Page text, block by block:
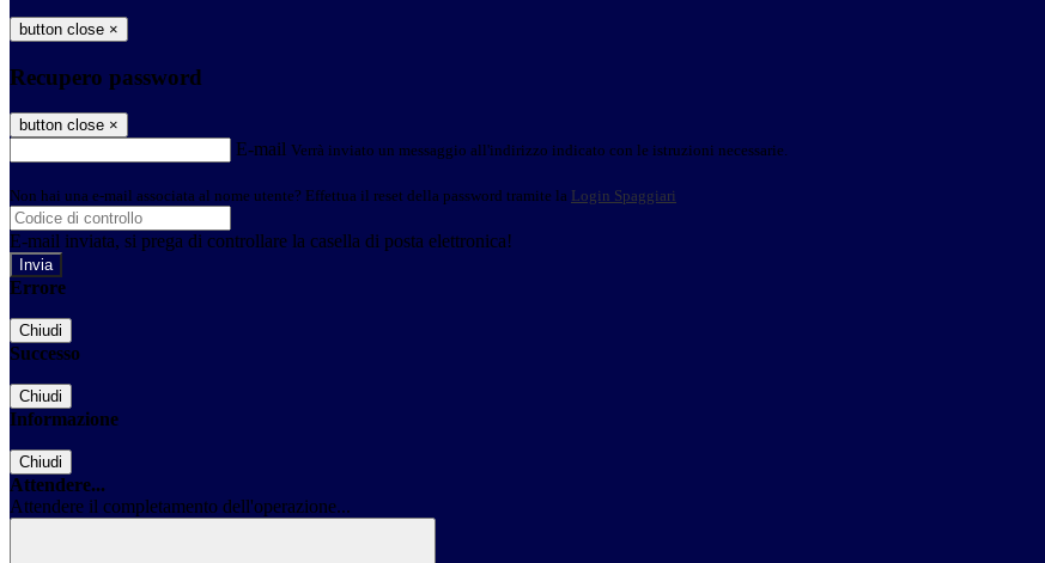
button close ×
Recupero password
button close ×
E-mail Verrà inviato un messaggio all'indirizzo indicato con le istruzioni necessarie.
Non hai una e-mail associata al nome utente? Effettua il reset della password tramite la Login Spaggiari
E-mail inviata, si prega di controllare la casella di posta elettronica!
Errore
Chiudi
Successo
Chiudi
Informazione
Chiudi
Attendere...
Attendere il completamento dell'operazione...